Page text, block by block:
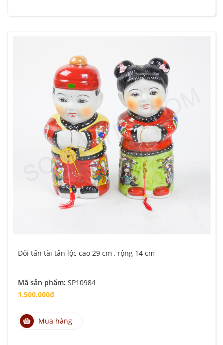
Đôi tấn tài tấn lộc cao 29 cm , rộng 14 cm
Mã sản phẩm: SP10984
1.500.000₫
Mua hàng